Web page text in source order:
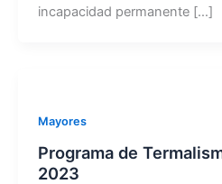
incapacidad permanente […]
Mayores
Programa de
2023